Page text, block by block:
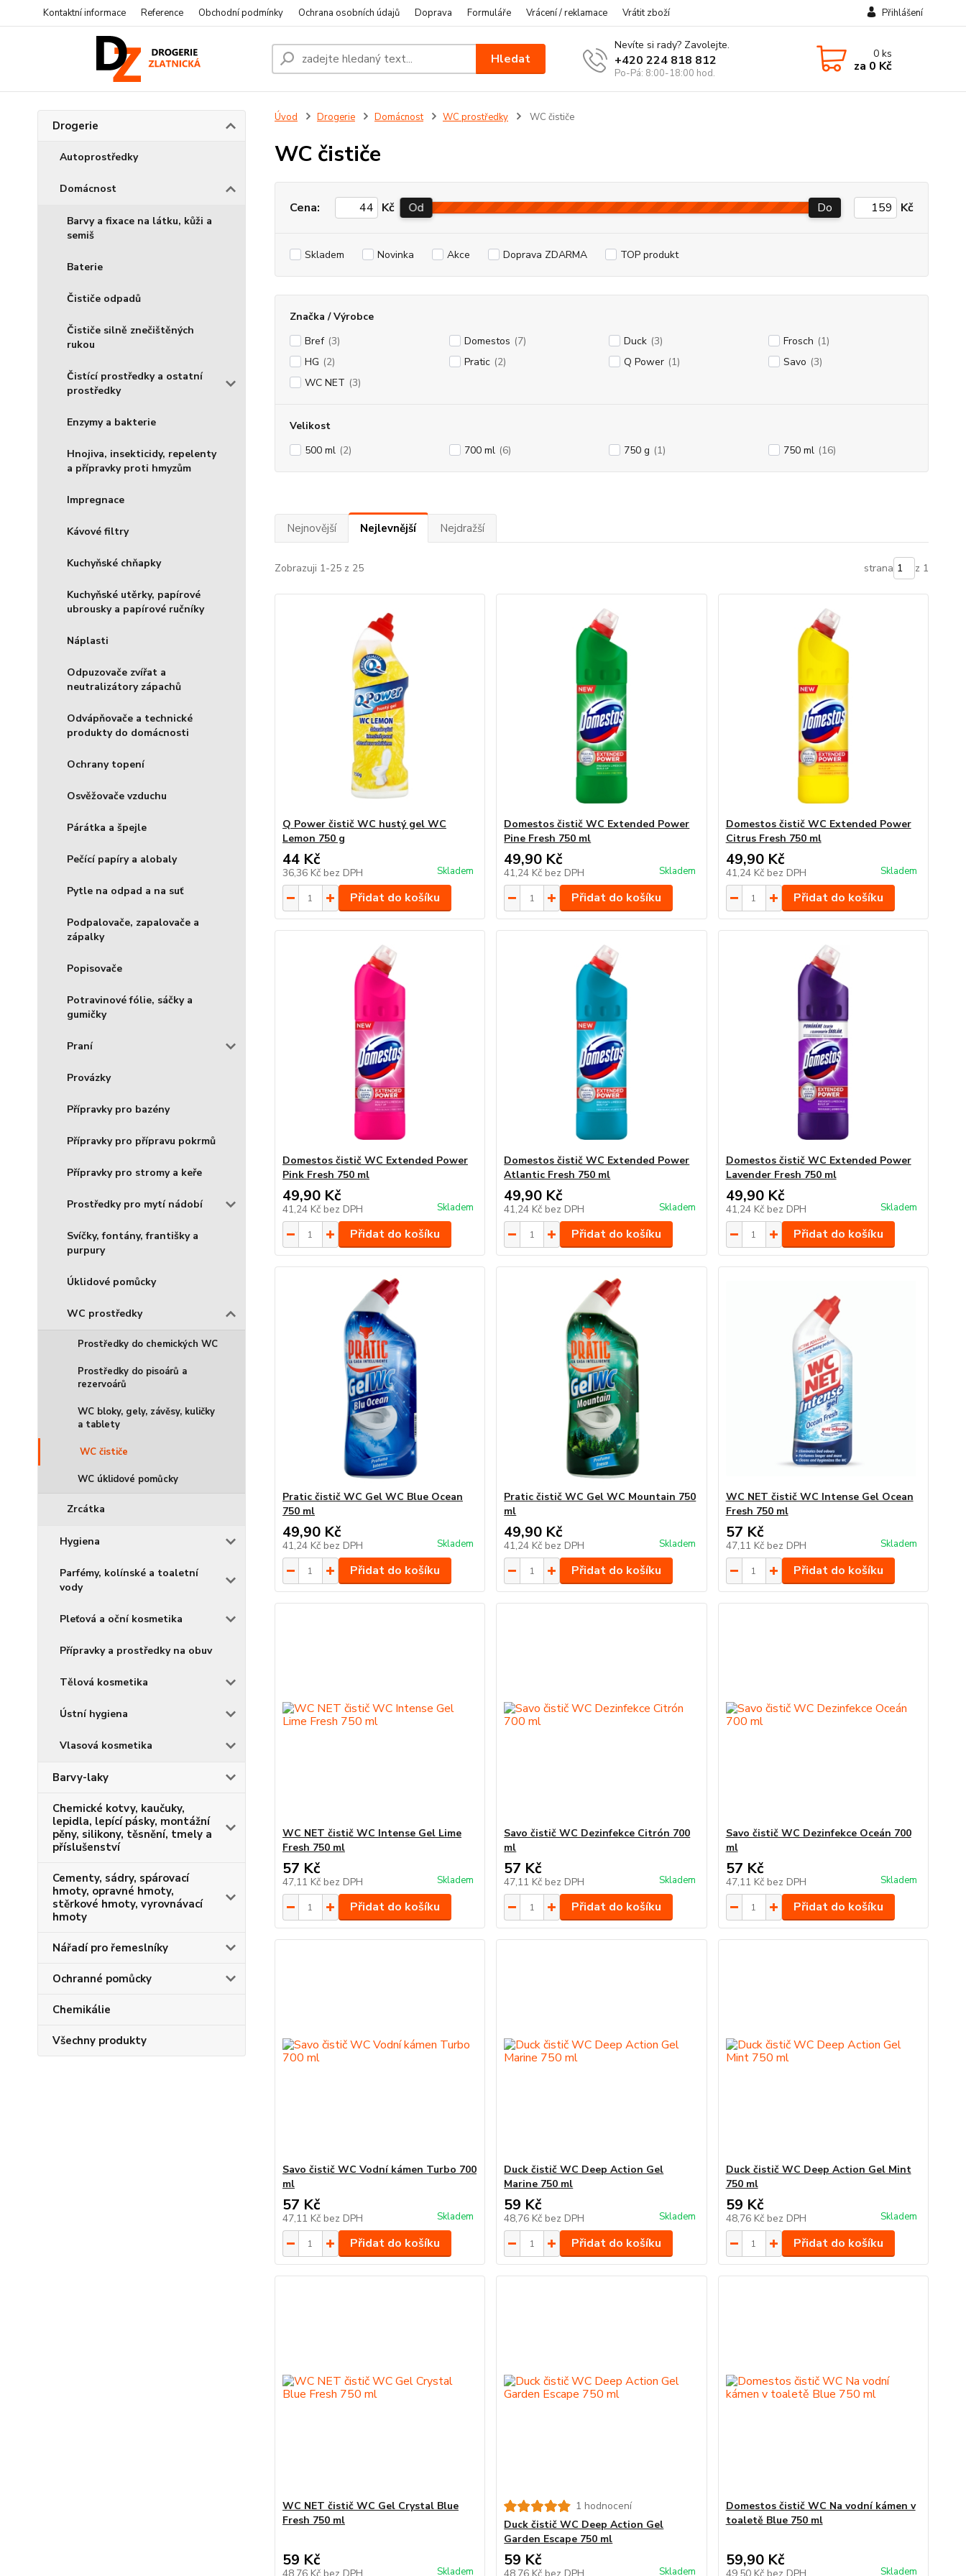
Kontaktní informace Reference Obchodní podmínky Ochrana osobních údajů Doprava Formuláře Vrácení / reklamace Vrátit zboží Přihlášení
Hledat
Nevíte si rady? Zavolejte.
+420 224 818 812
Po-Pá: 8:00-18:00 hod.
0ks
za 0 Kč
Drogerie
Autoprostředky
Domácnost
Barvy a fixace na látku, kůži a
semiš
Baterie
Čističe odpadů
Čističe silně znečištěných
rukou
Čistící prostředky a ostatní
prostředky
Enzymy a bakterie
Hnojiva, insekticidy, repelenty
a přípravky proti hmyzům
Impregnace
Kávové filtry
Kuchyňské chňapky
Kuchyňské utěrky, papírové
ubrousky a papírové ručníky
Náplasti
Odpuzovače zvířat a
neutralizátory zápachů
Odvápňovače a technické
produkty do domácnosti
Ochrany topení
Osvěžovače vzduchu
Párátka a špejle
Pečící papíry a alobaly
Pytle na odpad a na suť
Podpalovače, zapalovače a
zápalky
Popisovače
Potravinové fólie, sáčky a
gumičky
Praní
Provázky
Přípravky pro bazény
Přípravky pro přípravu pokrmů
Přípravky pro stromy a keře
Prostředky pro mytí nádobí
Svíčky, fontány, františky a
purpury
Úklidové pomůcky
WC prostředky
Prostředky do chemických WC
Prostředky do pisoárů a
rezervoárů
WC bloky, gely, závěsy, kuličky
a tablety
WC čističe
WC úklidové pomůcky
Zrcátka
Hygiena
Parfémy, kolínské a toaletní
vody
Pleťová a oční kosmetika
Přípravky a prostředky na obuv
Tělová kosmetika
Ústní hygiena
Vlasová kosmetika
Barvy-laky
Chemické kotvy, kaučuky,
lepidla, lepící pásky, montážní
pěny, silikony, těsnění, tmely a
příslušenství
Cementy, sádry, spárovací
hmoty, opravné hmoty,
stěrkové hmoty, vyrovnávací
hmoty
Nářadí pro řemeslníky
Ochranné pomůcky
Chemikálie
Všechny produkty
Úvod Drogerie Domácnost WC prostředky WC čističe
WC čističe
Cena: Kč Od Do Kč
Skladem Novinka Akce Doprava ZDARMA TOP produkt
Značka / Výrobce
Bref (3) Domestos (7) Duck (3) Frosch (1)
HG (2) Pratic (2) Q Power (1) Savo (3)
WC NET (3)
Velikost
500 ml (2) 700 ml (6) 750 g (1) 750 ml (16)
Nejnovější Nejlevnější Nejdražší
Zobrazuji 1-25 z 25 strana z 1
Q Power čistič WC hustý gel WC
Lemon 750 g
44 Kč
36,36 Kč bez DPH Skladem
Přidat do košíku
Domestos čistič WC Extended Power
Pine Fresh 750 ml
49,90 Kč
41,24 Kč bez DPH Skladem
Přidat do košíku
Domestos čistič WC Extended Power
Citrus Fresh 750 ml
49,90 Kč
41,24 Kč bez DPH Skladem
Přidat do košíku
Domestos čistič WC Extended Power
Pink Fresh 750 ml
49,90 Kč
41,24 Kč bez DPH Skladem
Přidat do košíku
Domestos čistič WC Extended Power
Atlantic Fresh 750 ml
49,90 Kč
41,24 Kč bez DPH Skladem
Přidat do košíku
Domestos čistič WC Extended Power
Lavender Fresh 750 ml
49,90 Kč
41,24 Kč bez DPH Skladem
Přidat do košíku
Pratic čistič WC Gel WC Blue Ocean
750 ml
49,90 Kč
41,24 Kč bez DPH Skladem
Přidat do košíku
Pratic čistič WC Gel WC Mountain 750
ml
49,90 Kč
41,24 Kč bez DPH Skladem
Přidat do košíku
WC NET čistič WC Intense Gel Ocean
Fresh 750 ml
57 Kč
47,11 Kč bez DPH Skladem
Přidat do košíku
WC NET čistič WC Intense Gel Lime
Fresh 750 ml
57 Kč
47,11 Kč bez DPH Skladem
Přidat do košíku
Savo čistič WC Dezinfekce Citrón 700
ml
57 Kč
47,11 Kč bez DPH Skladem
Přidat do košíku
Savo čistič WC Dezinfekce Oceán 700
ml
57 Kč
47,11 Kč bez DPH Skladem
Přidat do košíku
Savo čistič WC Vodní kámen Turbo 700
ml
57 Kč
47,11 Kč bez DPH Skladem
Přidat do košíku
Duck čistič WC Deep Action Gel
Marine 750 ml
59 Kč
48,76 Kč bez DPH Skladem
Přidat do košíku
Duck čistič WC Deep Action Gel Mint
750 ml
59 Kč
48,76 Kč bez DPH Skladem
Přidat do košíku
WC NET čistič WC Gel Crystal Blue
Fresh 750 ml
59 Kč
Skladem
1 hodnocení
Duck čistič WC Deep Action Gel
Garden Escape 750 ml
59 Kč
Skladem
Domestos čistič WC Na vodní kámen v
toaletě Blue 750 ml
59,90 Kč
Skladem